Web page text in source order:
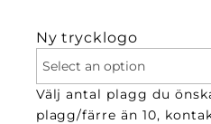
Ny trycklogo
Välj antal plagg du
plagg/färre än 10,